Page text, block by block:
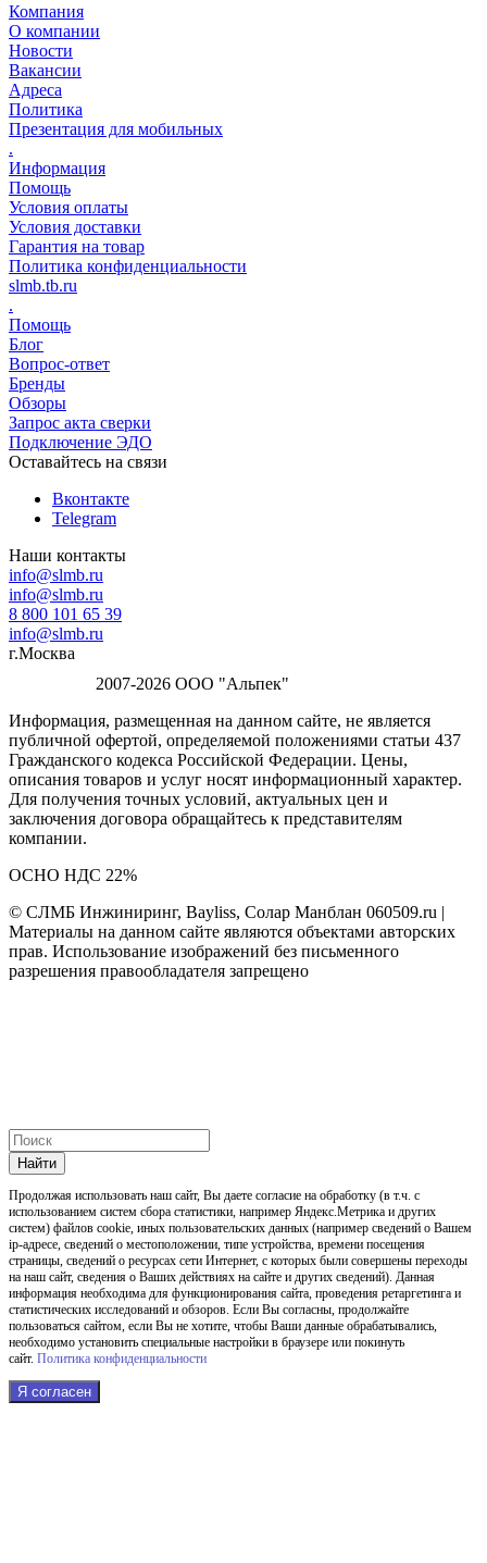
Компания
О компании
Новости
Вакансии
Адреса
Политика
Презентация для мобильных
.
Информация
Помощь
Условия оплаты
Условия доставки
Гарантия на товар
Политика конфиденциальности
slmb.tb.ru
.
Помощь
Блог
Вопрос-ответ
Бренды
Обзоры
Запрос акта сверки
Подключение ЭДО
Оставайтесь на связи
Вконтакте
Telegram
Наши контакты
info@slmb.ru
info@slmb.ru
8 800 101 65 39
info@slmb.ru
г.Москва
2007-2026 ООО "Альпек"
Информация, размещенная на данном сайте, не является
публичной офертой, определяемой положениями статьи 437
Гражданского кодекса Российской Федерации. Цены,
описания товаров и услуг носят информационный характер.
Для получения точных условий, актуальных цен и
заключения договора обращайтесь к представителям
компании.
ОСНО НДС 22%
© СЛМБ Инжиниринг, Bayliss, Солар Манблан 060509.ru |
Материалы на данном сайте являются объектами авторских
прав. Использование изображений без письменного
разрешения правообладателя запрещено
Найти
Продолжая использовать наш cайт, Вы даете согласие на обработку (в т.ч. с
использованием систем сбора статистики, например Яндекс.Метрика и других
систем) файлов cookie, иных пользовательских данных (например сведений о Вашем
ip-адресе, сведений о местоположении, типе устройства, времени посещения
страницы, сведений о ресурсах сети Интернет, с которых были совершены переходы
на наш сайт, сведения о Ваших действиях на сайте и других сведений). Данная
информация необходима для функционирования сайта, проведения ретаргетинга и
статистических исследований и обзоров. Если Вы согласны, продолжайте
пользоваться сайтом, если Вы не хотите, чтобы Ваши данные обрабатывались,
необходимо установить специальные настройки в браузере или покинуть
сайт. Политика конфиденциальности
Я согласен